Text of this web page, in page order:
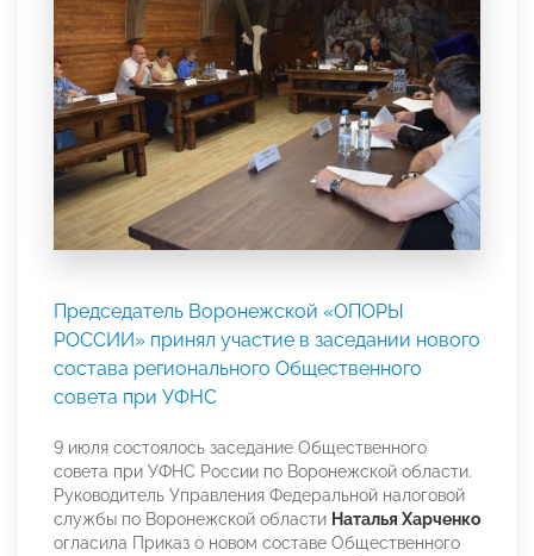
Председатель Воронежской «ОПОРЫ
РОССИИ» принял участие в заседании нового
состава регионального Общественного
совета при УФНС
9 июля состоялось заседание Общественного
совета при УФНС России по Воронежской области.
Руководитель Управления Федеральной налоговой
службы по Воронежской области Наталья Харченко
огласила Приказ о новом составе Общественного